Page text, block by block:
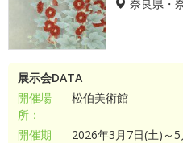
奈良県・
展示会DATA
開催場
所：
松伯美術館
開催期
2026年3月7日(土)～